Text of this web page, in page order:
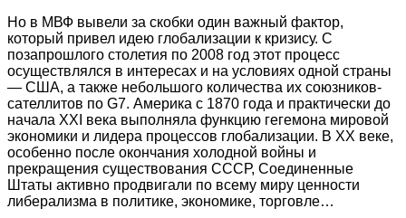
Но в МВФ вывели за скобки один важный фактор,
который привел идею глобализации к кризису. С
позапрошлого столетия по 2008 год этот процесс
осуществлялся в интересах и на условиях одной страны
— США, а также небольшого количества их союзников-
сателлитов по G7. Америка с 1870 года и практически до
начала XXI века выполняла функцию гегемона мировой
экономики и лидера процессов глобализации. В XX веке,
особенно после окончания холодной войны и
прекращения существования СССР, Соединенные
Штаты активно продвигали по всему миру ценности
либерализма в политике, экономике, торговле…